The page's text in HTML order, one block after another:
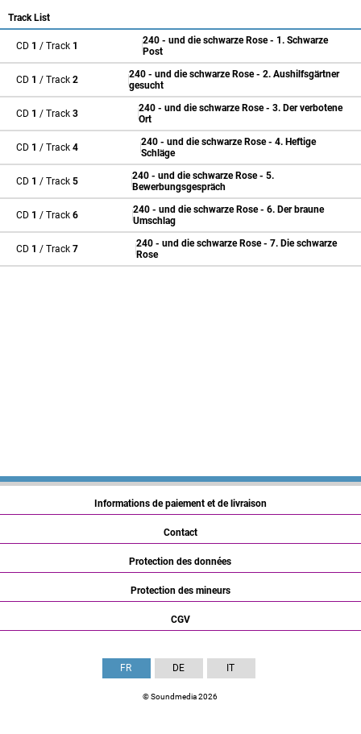
Track List
CD 1 / Track 1
240 - und die schwarze Rose - 1. Schwarze
Post
CD 1 / Track 2
240 - und die schwarze Rose - 2. Aushilfsgärtner
gesucht
CD 1 / Track 3
240 - und die schwarze Rose - 3. Der verbotene
Ort
CD 1 / Track 4
240 - und die schwarze Rose - 4. Heftige
Schläge
CD 1 / Track 5
240 - und die schwarze Rose - 5.
Bewerbungsgespräch
CD 1 / Track 6
240 - und die schwarze Rose - 6. Der braune
Umschlag
CD 1 / Track 7
240 - und die schwarze Rose - 7. Die schwarze
Rose
Informations de paiement et de livraison
Contact
Protection des données
Protection des mineurs
CGV
FR DE IT
© Soundmedia 2026